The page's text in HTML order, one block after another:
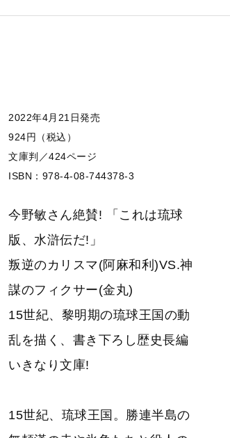
2022年4月21日発売
924円（税込）
文庫判／424ページ
ISBN：978-4-08-744378-3
今野敏さん絶賛! 「これは琉球
版、水滸伝だ!」
叛逆のカリスマ(阿麻和利)VS.神
謀のフィクサー(金丸)
15世紀、黎明期の琉球王国の動
乱を描く、書き下ろし歴史長編
いきなり文庫!
15世紀、琉球王国。勝連半島の